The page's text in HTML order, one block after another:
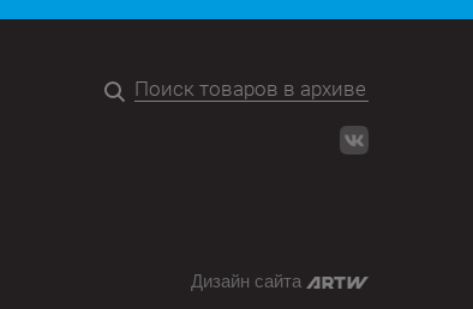
Дизайн сайта